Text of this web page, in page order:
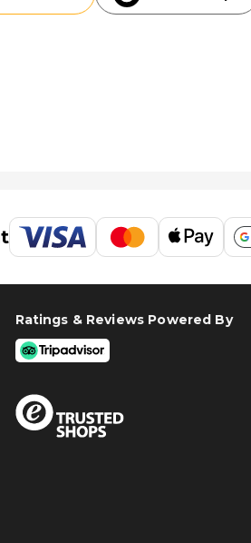
Ratings & Reviews Powered By